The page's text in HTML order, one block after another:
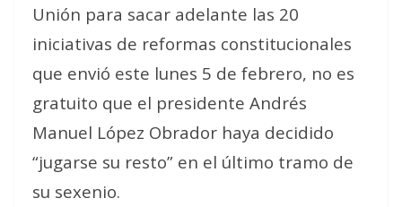
Unión para sacar adelante las 20
iniciativas de reformas constitucionales
que envió este lunes 5 de febrero, no es
gratuito que el presidente Andrés
Manuel López Obrador haya decidido
“jugarse su resto” en el último tramo de
su sexenio.